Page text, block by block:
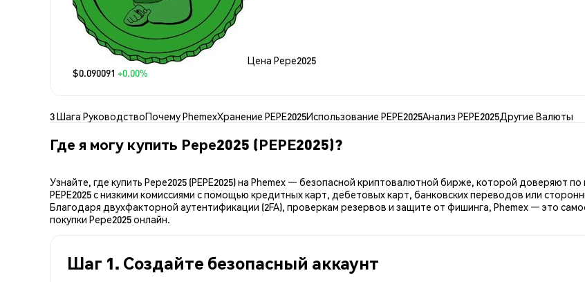
Цена Pepe2025
$0.090091 +0.00%
3 Шага РуководствоПочему PhemexХранение PEPE2025Использование PEPE2025Анализ PEPE2025Другие Валюты
Где я могу купить Pepe2025 (PEPE2025)?
Узнайте, где купить Pepe2025 (PEPE2025) на Phemex — безопасной криптовалютной бирже, которой доверяют
PEPE2025 с низкими комиссиями с помощью кредитных карт, дебетовых карт, банковских переводов или
Благодаря двухфакторной аутентификации (2FA), проверкам резервов и защите от фишинга, Phemex — это
покупки Pepe2025 онлайн.
Шаг 1. Создайте безопасный аккаунт